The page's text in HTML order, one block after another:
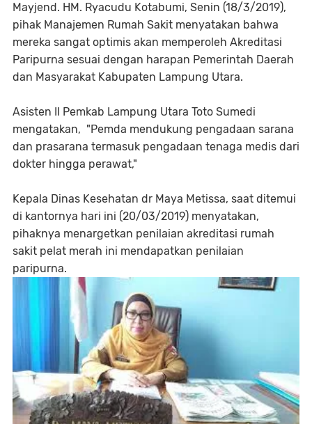
Mayjend. HM. Ryacudu Kotabumi, Senin (18/3/2019),
pihak Manajemen Rumah Sakit menyatakan bahwa
mereka sangat optimis akan memperoleh Akreditasi
Paripurna sesuai dengan harapan Pemerintah Daerah
dan Masyarakat Kabupaten Lampung Utara.
Asisten II Pemkab Lampung Utara Toto Sumedi
mengatakan, "Pemda mendukung pengadaan sarana
dan prasarana termasuk pengadaan tenaga medis dari
dokter hingga perawat,"
Kepala Dinas Kesehatan dr Maya Metissa, saat ditemui
di kantornya hari ini (20/03/2019) menyatakan,
pihaknya menargetkan penilaian akreditasi rumah
sakit pelat merah ini mendapatkan penilaian
paripurna.